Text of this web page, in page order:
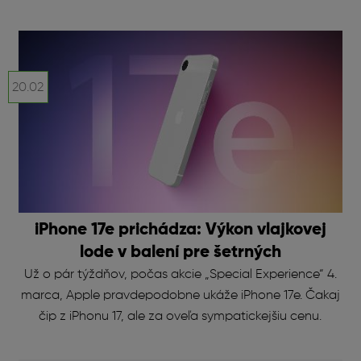
20.02
iPhone 17e prichádza: Výkon vlajkovej
lode v balení pre šetrných
Už o pár týždňov, počas akcie „Special Experience“ 4.
marca, Apple pravdepodobne ukáže iPhone 17e. Čakaj
čip z iPhonu 17, ale za oveľa sympatickejšiu cenu.